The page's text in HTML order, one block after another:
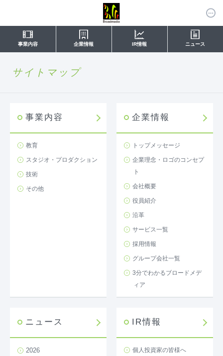
事業内容 企業情報 IR情報 ニュース
サイトマップ
事業内容
教育
スタジオ・プロダクション
技術
その他
企業情報
トップメッセージ
企業理念・ロゴのコンセプ
ト
会社概要
役員紹介
沿革
サービス一覧
採用情報
グループ会社一覧
3分でわかるブロードメデ
ィア
ニュース
2026
IR情報
個人投資家の皆様へ